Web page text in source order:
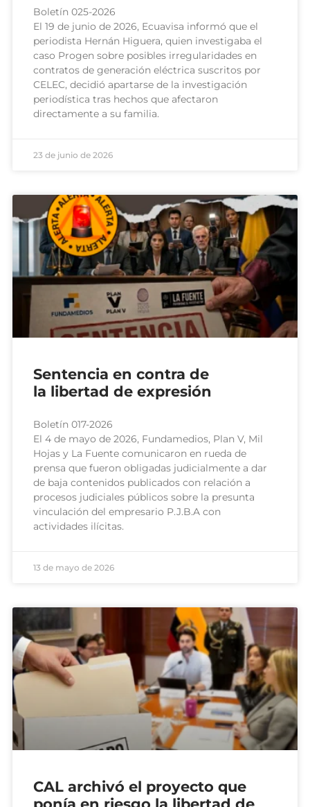
Boletín 025-2026
El 19 de junio de 2026, Ecuavisa informó que el
periodista Hernán Higuera, quien investigaba el
caso Progen sobre posibles irregularidades en
contratos de generación eléctrica suscritos por
CELEC, decidió apartarse de la investigación
periodística tras hechos que afectaron
directamente a su familia.
23 de junio de 2026
Sentencia en contra de
la libertad de expresión
Boletín 017-2026
El 4 de mayo de 2026, Fundamedios, Plan V, Mil
Hojas y La Fuente comunicaron en rueda de
prensa que fueron obligadas judicialmente a dar
de baja contenidos publicados con relación a
procesos judiciales públicos sobre la presunta
vinculación del empresario P.J.B.A con
actividades ilícitas.
13 de mayo de 2026
CAL archivó el proyecto que